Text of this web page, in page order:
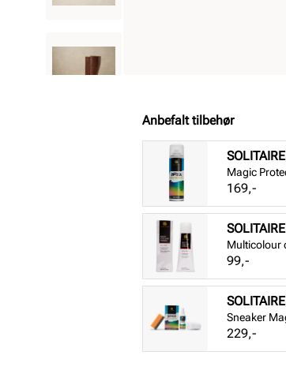
Anbefalt tilbehør
SOLITAIRE
Magic
Pris
169,-
SOLITAIRE
Multicolour
Pris
99,-
SOLITAIRE
Sneaker
Pris
229,-